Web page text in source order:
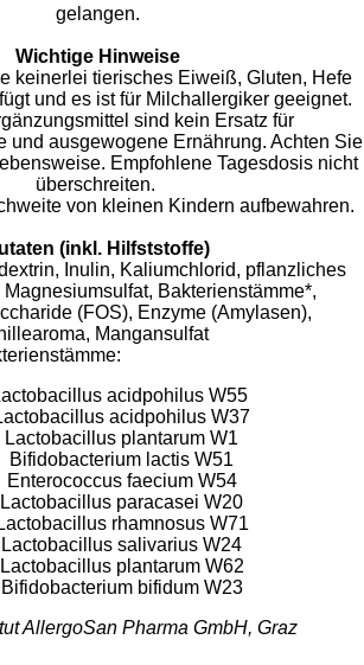
gelangen.
Wichtige Hinweise
keinerlei tierisches Eiweiß, Gluten, Hefe
und es ist für Milchallergiker geeignet.
sind kein Ersatz für
und ausgewogene Ernährung. Achten Sie
Empfohlene Tagesdosis nicht
überschreiten.
von kleinen Kindern aufbewahren.
(inkl. Hilfststoffe)
Inulin, Kaliumchlorid, pflanzliches
Bakterienstämme*,
(FOS), Enzyme (Amylasen),
Mangansulfat
acidpohilus W55
acidpohilus W37
Lactobacillus plantarum W1
Bifidobacterium lactis W51
Enterococcus faecium W54
Lactobacillus paracasei W20
Lactobacillus rhamnosus W71
Lactobacillus salivarius W24
Lactobacillus plantarum W62
Bifidobacterium bifidum W23
AllergoSan Pharma GmbH, Graz